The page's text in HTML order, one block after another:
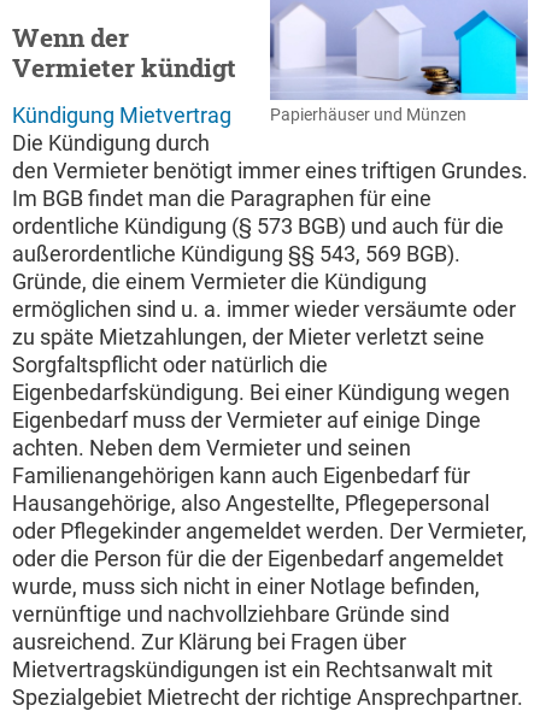
Papierhäuser und Münzen
Wenn der
Vermieter kündigt
Kündigung Mietvertrag
Die Kündigung durch
den Vermieter benötigt immer eines triftigen Grundes.
Im BGB findet man die Paragraphen für eine
ordentliche Kündigung (§ 573 BGB) und auch für die
außerordentliche Kündigung §§ 543, 569 BGB).
Gründe, die einem Vermieter die Kündigung
ermöglichen sind u. a. immer wieder versäumte oder
zu späte Mietzahlungen, der Mieter verletzt seine
Sorgfaltspflicht oder natürlich die
Eigenbedarfskündigung. Bei einer Kündigung wegen
Eigenbedarf muss der Vermieter auf einige Dinge
achten. Neben dem Vermieter und seinen
Familienangehörigen kann auch Eigenbedarf für
Hausangehörige, also Angestellte, Pflegepersonal
oder Pflegekinder angemeldet werden. Der Vermieter,
oder die Person für die der Eigenbedarf angemeldet
wurde, muss sich nicht in einer Notlage befinden,
vernünftige und nachvollziehbare Gründe sind
ausreichend. Zur Klärung bei Fragen über
Mietvertragskündigungen ist ein Rechtsanwalt mit
Spezialgebiet Mietrecht der richtige Ansprechpartner.